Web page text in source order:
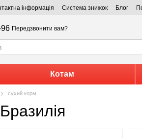
інформація Система знижок Блог
Передзвонити вам?
Котам
сухий корм